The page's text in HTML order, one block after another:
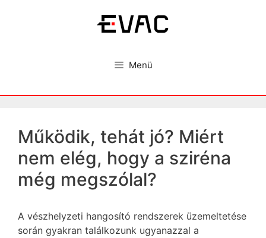
Menü
Működik, tehát jó? Miért
nem elég, hogy a sziréna
még megszólal?
A vészhelyzeti hangosító rendszerek üzemeltetése
során gyakran találkozunk ugyanazzal a